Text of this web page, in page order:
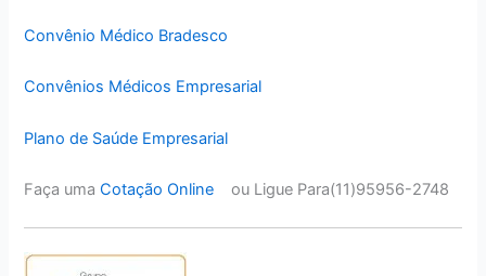
Convênio Médico Bradesco
Convênios Médicos Empresarial
Plano de Saúde Empresarial
Faça umaCotação Online ou Ligue Para(11)95956-2748